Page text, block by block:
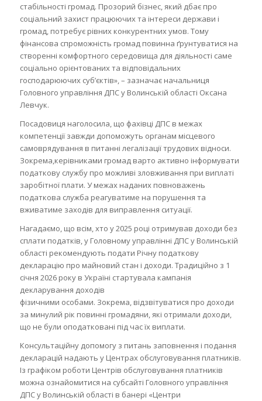
стабільності громад. Прозорий бізнес, який дбає про
соціальний захист працюючих та інтереси держави і
громад, потребує рівних конкурентних умов. Тому
фінансова спроможність громад повинна ґрунтуватися на
створенні комфортного середовища для діяльності саме
соціально орієнтованих та відповідальних
господарюючих суб’єктів», – зазначає начальниця
Головного управління ДПС у Волинській області Оксана
Левчук.
Посадовиця наголосила, що фахівці ДПС в межах
компетенції завжди допоможуть органам місцевого
самоврядування в питанні легалізації трудових відноси.
Зокрема,керівниками громад варто активно інформувати
податкову службу про можливі зловживання при виплаті
заробітної плати. У межах наданих повноважень
податкова служба реагуватиме на порушення та
вживатиме заходів для виправлення ситуації.
Нагадаємо, що всім, хто у 2025 році отримував доходи без
сплати податків, у Головному управлінні ДПС у Волинській
області рекомендують подати Річну податкову
декларацію про майновий стан і доходи. Традиційно з 1
січня 2026 року в Україні стартувала кампанія
декларування доходів
фізичними особами. Зокрема, відзвітуватися про доходи
за минулий рік повинні громадяни, які отримали доходи,
що не були оподатковані під час їх виплати.
Консультаційну допомогу з питань заповнення і подання
декларацій надають у Центрах обслуговування платників.
Із графіком роботи Центрів обслуговування платників
можна ознайомитися на субсайті Головного управління
ДПС у Волинській області в банері «Центри